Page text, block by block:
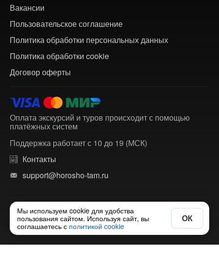
Вакансии
Пользовательское соглашение
Политика обработки персональных данных
Политика обработки cookie
Договор оферты
Оплата экскурсий и туров происходит с помощью
платёжных систем
Поддержка работает с 10 до 19 (МСК)
Контакты
support@horosho-tam.ru
© 2018-2026 ХорошоТам — агрегатор экскурсий и
многодневных туров по России и зарубежью.
Мы используем cookie для удобства
пользования сайтом. Используя сайт, вы
соглашаетесь с политикой cookie
ОК